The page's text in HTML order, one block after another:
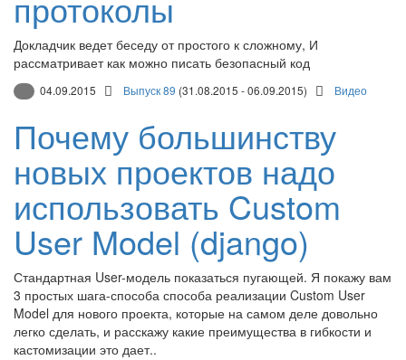
Докладчик ведет беседу от простого к сложному, И
рассматривает как можно писать безопасный код
04.09.2015 Выпуск 89 (31.08.2015 - 06.09.2015) Видео
Почему большинству
новых проектов надо
использовать Custom
User Model (django)
Стандартная User-модель показаться пугающей. Я покажу вам
3 простых шага-способа способа реализации Custom User
Model для нового проекта, которые на самом деле довольно
легко сделать, и расскажу какие преимущества в гибкости и
кастомизации это дает..